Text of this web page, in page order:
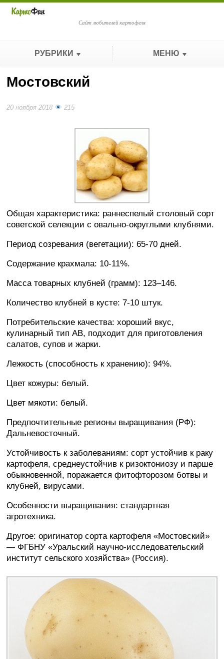
Сайт любителей картофеля
РУБРИКИ МЕНЮ
Мостовский
20 ноября 2018 215
Общая характеристика: раннеспелый столовый сорт
советской селекции с овально-округлыми клубнями.
Период созревания (вегетации): 65-70 дней.
Содержание крахмала: 10-11%.
Масса товарных клубней (грамм): 123–146.
Количество клубней в кусте: 7-10 штук.
Потребительские качества: хороший вкус,
кулинарный тип AB, подходит для приготовления
салатов, супов и жарки.
Лежкость (способность к хранению): 94%.
Цвет кожуры: белый.
Цвет мякоти: белый.
Предпочтительные регионы выращивания (РФ):
Дальневосточный.
Устойчивость к заболеваниям: сорт устойчив к раку
картофеля, среднеустойчив к ризоктониозу и парше
обыкновенной, поражается фитофторозом ботвы и
клубней, вирусами.
Особенности выращивания: стандартная
агротехника.
Другое: оригинатор сорта картофеля «Мостовский»
— ФГБНУ «Уральский научно-исследовательский
институт сельского хозяйства» (Россия).